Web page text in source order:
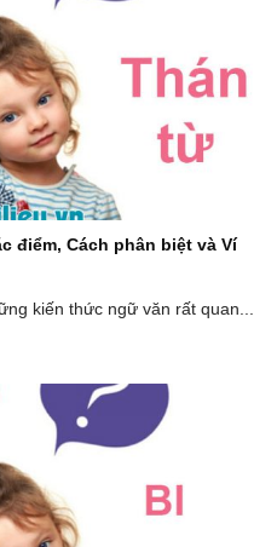
điểm, Cách phân biệt và Ví
kiến thức ngữ văn rất quan...